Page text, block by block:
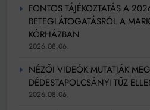
FONTOS TÁJÉKOZTATÁS A
BETEGLÁTOGATÁSRÓL A
KÓRHÁZBAN
2026.08.06.
NÉZŐI VIDEÓK MUTATJÁK
DÉDESTAPOLCSÁNYI TŰZ
2026.08.06.